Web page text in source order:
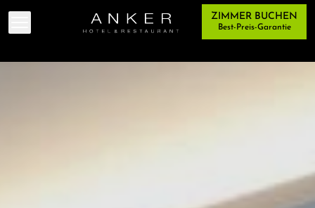
Menü umschalten ZIMMER BUCHEN
Best-Preis-Garantie